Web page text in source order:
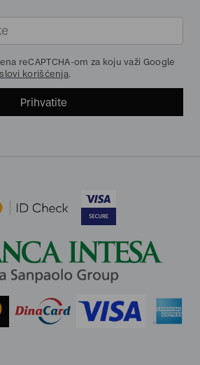
reCAPTCHA-om za koju važi Google
korišćenja.
Prihvatite